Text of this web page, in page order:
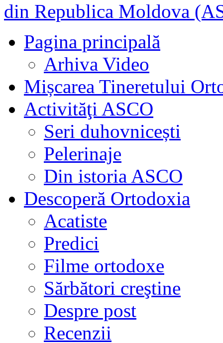
din Republica Moldova
Pagina principală
Arhiva Video
Mișcarea Tineretului
Activităţi ASCO
Seri duhovnicești
Pelerinaje
Din istoria ASCO
Descoperă Ortodoxia
Acatiste
Predici
Filme ortodoxe
Sărbători creştine
Despre post
Recenzii